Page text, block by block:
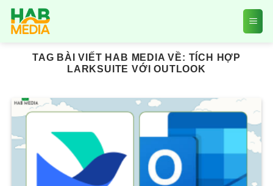
Skip
content
TAG BÀI VIẾT HAB MEDIA VỀ: TÍCH HỢP
LARKSUITE VỚI OUTLOOK